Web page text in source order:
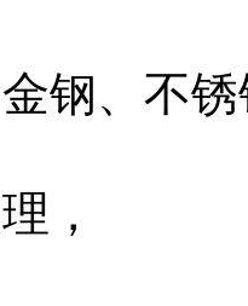
钢、不
，